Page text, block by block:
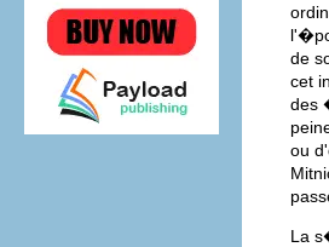
de
cet
des
ou
La